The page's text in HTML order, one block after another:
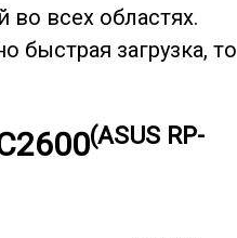
всех областях.
загрузка, то
(ASUS RP-